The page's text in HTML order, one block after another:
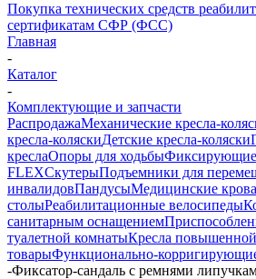
Покупка технических средств
сертификатам СФР (ФСС)
Главная
-
Каталог
-
Комплектующие и запчасти
РаспродажаМеханические кресла-
кресла-коляскиДетские кресла-коляски
креслаОпоры для ходьбы
FLEXСкутерыПодъемники для
инвалидовПандусыМедицинские
столыРеабилитационные велосипеды
санитарным оснащением
туалетной комнатыКресла
товарыФункционально-
-Фиксатор-сандаль с ремнями